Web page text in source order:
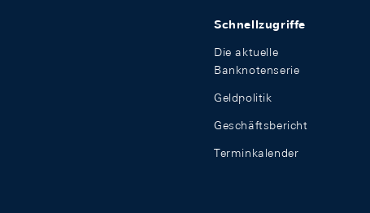
Schnellzugriffe
Die aktuelle
Banknotenserie
Geldpolitik
Geschäftsbericht
Terminkalender